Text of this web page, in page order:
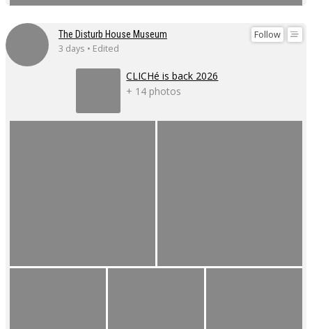
Follow
The Disturb House Museum
3 days • Edited
CLICHé is back 2026
+ 14 photos